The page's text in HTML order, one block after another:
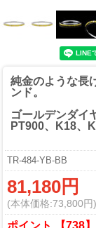
純金のような長
ンド。
ゴールデンダイ
PT900、K18、
TR-484-YB-BB
81,180円
(本体価格:73,800円)